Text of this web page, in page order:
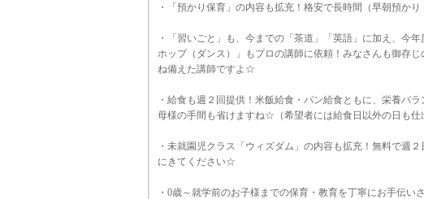
・「預かり保育」の内容も拡充！格安で長時間（早朝預かり
・「習いごと」も、今までの「茶道」「英語」に加え、今
ホップ（ダンス）」もプロの講師に依頼！みなさんも御存
ね備えた講師ですよ☆
・給食も週２回提供！米飯給食・パン給食ともに、栄養バ
母様の手間も省けますね☆（希望者には給食日以外の日も仕
・未就園児クラス「ウィズダム」の内容も拡充！無料で週
にきてください☆
・0歳～就学前のお子様までの保育・教育を丁寧にお手伝